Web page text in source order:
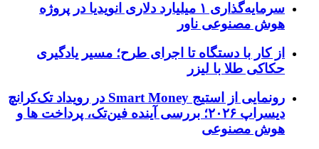
سرمایه‌گذاری ۱ میلیارد دلاری انویدیا در پروژه
هوش مصنوعی ناور
از کار با دستگاه تا اجرای طرح؛ مسیر یادگیری
حکاکی طلا با لیزر
رونمایی از استیج Smart Money در رویداد تک‌کرانچ
دیسراپ ۲۰۲۶؛ بررسی آینده فین‌تک، پرداخت‌ ها و
هوش مصنوعی